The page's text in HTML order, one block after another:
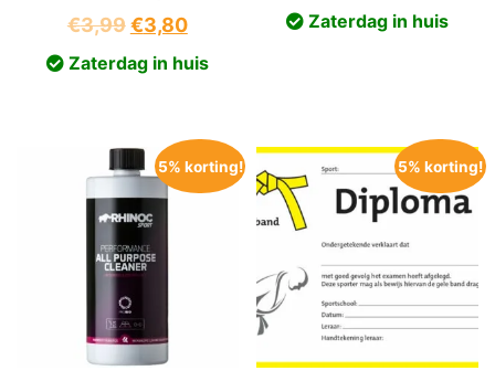
€3,99Oorspronkelijke
prijs
€3,80Huidige
prijs
Zaterdag in huis
prijs
prijs
Zaterdag in huis
5% korting! 5% korting!